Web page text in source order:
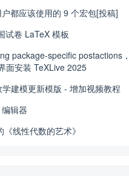
都应该使用的 9 个宏包[投稿]
试卷 LaTeX 模板
package-specific postactions，
面安装 TeXLive 2025
建模更新模版 - 增加视频教程
辑器
线性代数的艺术》